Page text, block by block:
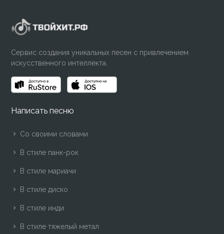
Сервис создания уникальных песен с привлечением
искусственного интеллекта.
Написать песню
Со своими словами
В стиле панк-рок
В стиле мариачи
В стиле диско
В стиле инди
В стиле тяжелый метал